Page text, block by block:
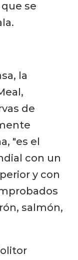
se
la
de
"es el
con un
y con
salmón,